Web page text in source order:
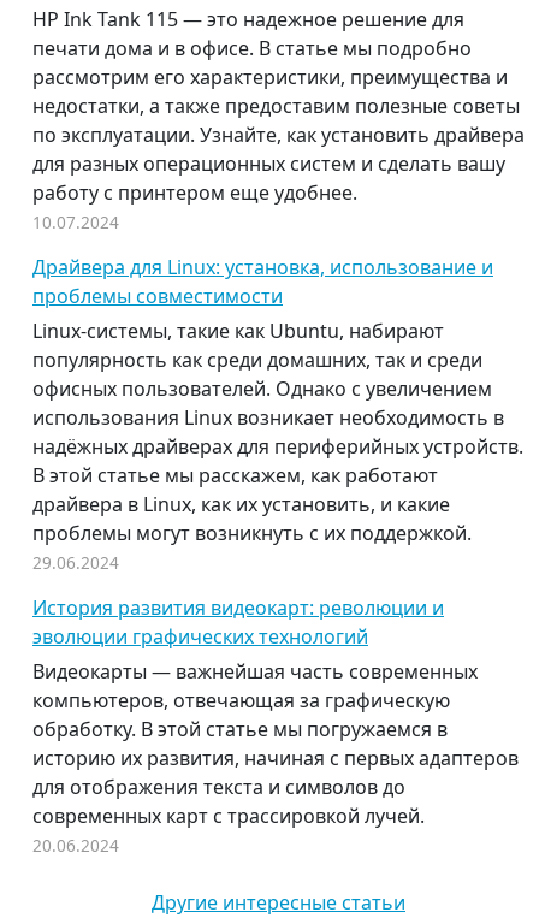
HP Ink Tank 115 — это надежное решение для
печати дома и в офисе. В статье мы подробно
рассмотрим его характеристики, преимущества и
недостатки, а также предоставим полезные советы
по эксплуатации. Узнайте, как установить драйвера
для разных операционных систем и сделать вашу
работу с принтером еще удобнее.
10.07.2024
Драйвера для Linux: установка, использование и
проблемы совместимости
Linux-системы, такие как Ubuntu, набирают
популярность как среди домашних, так и среди
офисных пользователей. Однако с увеличением
использования Linux возникает необходимость в
надёжных драйверах для периферийных устройств.
В этой статье мы расскажем, как работают
драйвера в Linux, как их установить, и какие
проблемы могут возникнуть с их поддержкой.
29.06.2024
История развития видеокарт: революции и
эволюции графических технологий
Видеокарты — важнейшая часть современных
компьютеров, отвечающая за графическую
обработку. В этой статье мы погружаемся в
историю их развития, начиная с первых адаптеров
для отображения текста и символов до
современных карт с трассировкой лучей.
20.06.2024
Другие интересные статьи